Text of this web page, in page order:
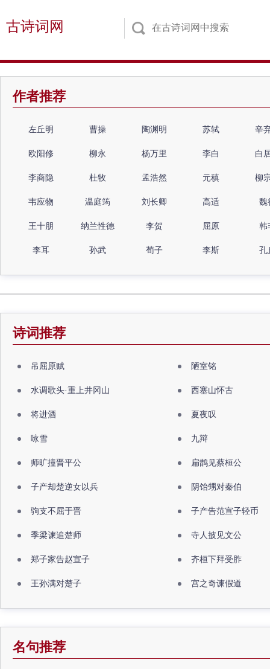
古诗词网
作者推荐
左丘明 曹操 陶渊明 苏轼 辛
欧阳修 柳永 杨万里 李白 白
李商隐 杜牧 孟浩然 元稹 柳
韦应物 温庭筠 刘长卿 高适 魏
王十朋 纳兰性德 李贺 屈原 韩
李耳 孙武 荀子 李斯 孔
诗词推荐
吊屈原赋 陋室铭
水调歌头·重上井冈山 西塞山怀古
将进酒 夏夜叹
咏雪 九辩
师旷撞晋平公 扁鹊见蔡桓公
子产却楚逆女以兵 阴饴甥对秦伯
驹支不屈于晋 子产告范宣子轻币
季梁谏追楚师 寺人披见文公
郑子家告赵宣子 齐桓下拜受胙
王孙满对楚子 宫之奇谏假道
名句推荐